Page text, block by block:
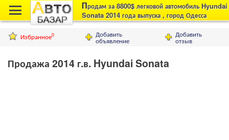
Продам за 8800$ легковой автомобиль Hyundai
Sonata 2014 года выпуска , город Одесса
Добавить
отзыв
Добавить
объявление
Избранное0
Продажа 2014 г.в. Hyundai Sonata